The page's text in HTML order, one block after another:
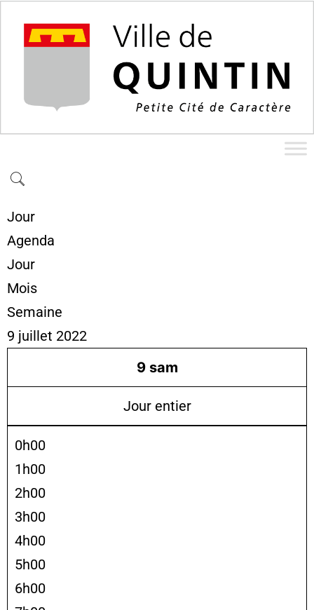
Jour
Agenda
Jour
Mois
Semaine
9 juillet 2022
9 sam
Jour entier
0h00
1h00
2h00
3h00
4h00
5h00
6h00